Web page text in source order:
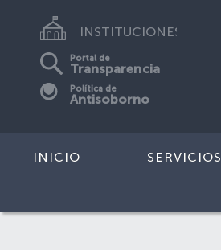
INSTITUCIONES
Portal de
Transparencia
Política de
Antisoborno
INICIO SERVICIOS